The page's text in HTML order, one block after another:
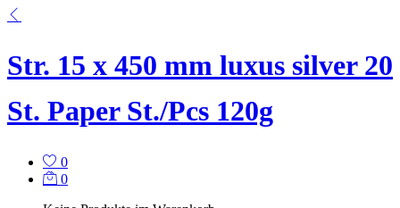
Str. 15 x 450 mm luxus silver 20
St. Paper St./Pcs 120g
0
0